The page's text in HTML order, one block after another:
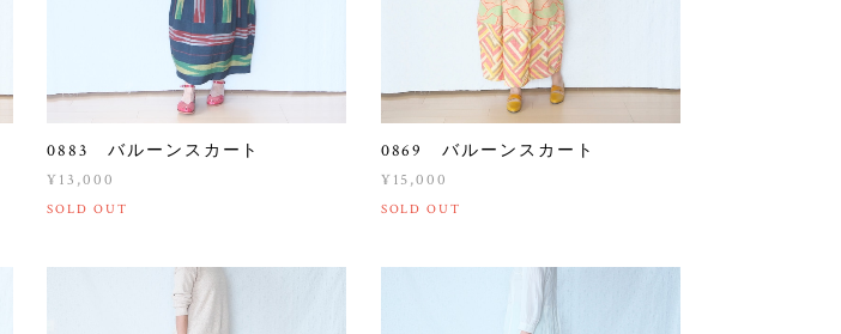
0883 バルーンスカート
¥13,000
SOLD OUT
0869 バルーンスカート
¥15,000
SOLD OUT